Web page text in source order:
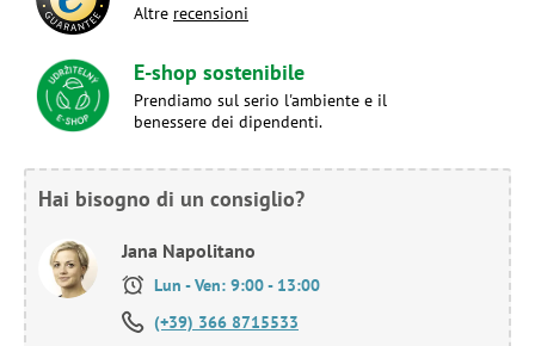
Altre recensioni
E-shop sostenibile
Prendiamo sul serio l'ambiente e il
benessere dei dipendenti.
Hai bisogno di un consiglio?
Jana Napolitano
Lun - Ven: 9:00 - 13:00
(+39) 366 8715533